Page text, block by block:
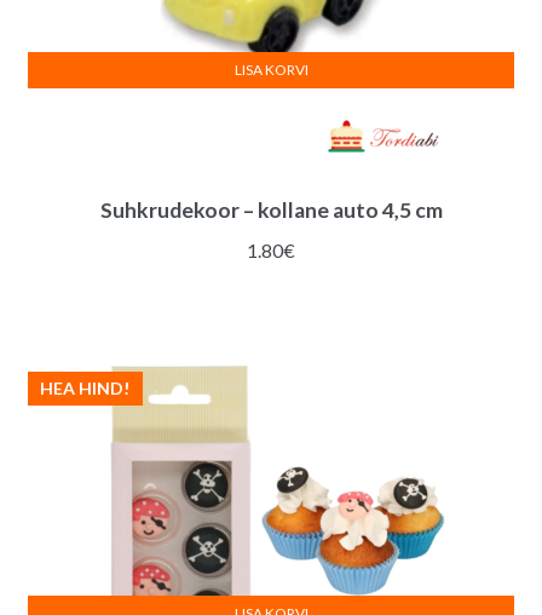
Suhkrudekoor – kollane auto 4,5 cm
1.80€
LISA KORVI
HEA HIND!